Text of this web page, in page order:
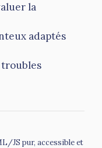
la
adaptés
troubles
JS pur, accessible et